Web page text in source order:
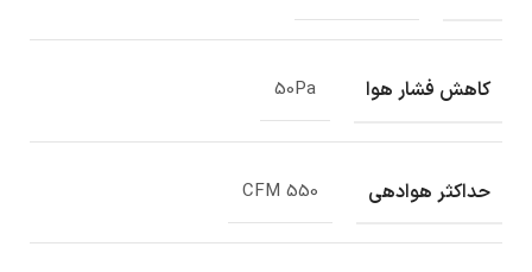
کاهش فشار هوا 50Pa
حداکثر هوادهی 550 CFM